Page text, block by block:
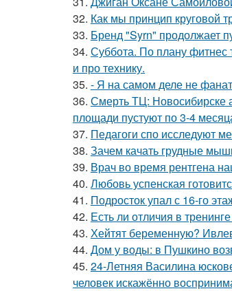
32. Как мы принцип круговой
33. Бренд "Syrn" продолжает
34. Суббота. По плану фитнес
и про технику.
35. - Я на самом деле не фанат
36. Смерть ТЦ: Новосибирске
площади пустуют по 3-4
37. Педагоги спо исследуют
38. Зачем качать грудные
39. Врач во время рентгена
40. Любовь успенская
41. Подросток упал с 16-го
42. Есть ли отличия в
43. Хейтят беременную?
44. Дом у воды: в Пушкино
45. 24-Летняя Василина
человек искажённо